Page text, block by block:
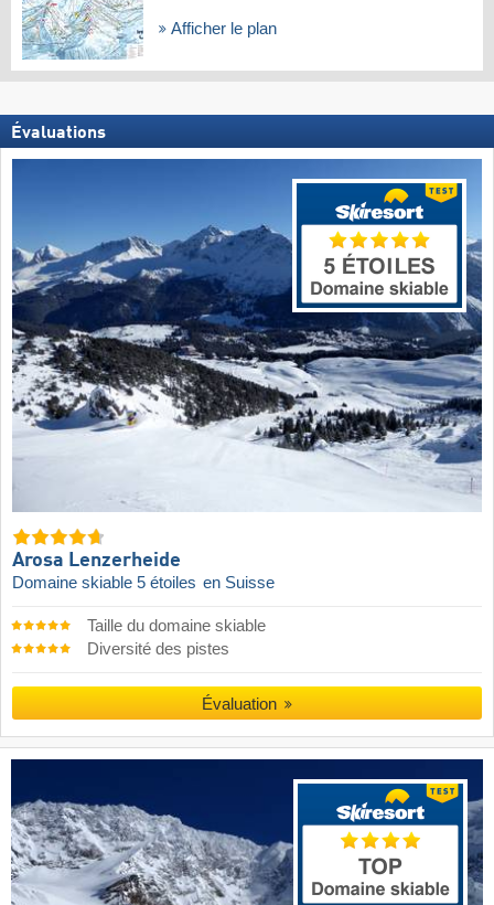
Afficher le plan
Évaluations
Arosa Lenzerheide
Domaine skiable 5 étoiles en Suisse
Taille du domaine skiable
Diversité des pistes
Évaluation